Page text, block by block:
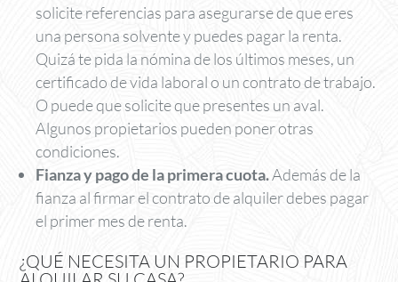
solicite referencias para asegurarse de que eres
una persona solvente y puedes pagar la renta.
Quizá te pida la nómina de los últimos meses, un
certificado de vida laboral o un contrato de trabajo.
O puede que solicite que presentes un aval.
Algunos propietarios pueden poner otras
condiciones.
Fianza y pago de la primera cuota.Además de la
fianza al firmar el contrato de alquiler debes pagar
el primer mes de renta.
¿QUÉ NECESITA UN PROPIETARIO PARA